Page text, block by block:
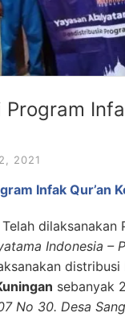
2021
Infak Qur’an
dilaksanakan
Indonesia –
distribusi
sebanyak
No 30. Desa